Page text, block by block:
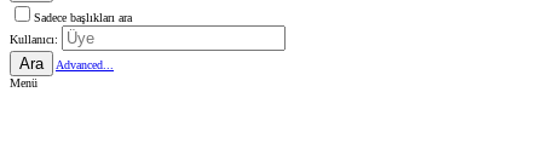
Sadece başlıkları ara
Kullanıcı:
Ara
Advanced...
Menü